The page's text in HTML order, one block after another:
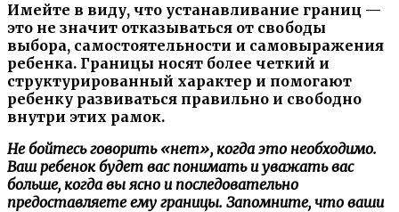
Имейте в виду, что устанавливание границ —
это не значит отказываться от свободы
выбора, самостоятельности и самовыражения
ребенка. Границы носят более четкий и
структурированный характер и помогают
ребенку развиваться правильно и свободно
внутри этих рамок.
Не бойтесь говорить «нет», когда это необходимо.
Ваш ребенок будет вас понимать и уважать вас
больше, когда вы ясно и последовательно
предоставляете ему границы. Запомните, что ваши